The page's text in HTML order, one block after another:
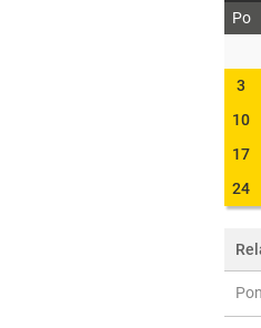
Po
3
10
17
24